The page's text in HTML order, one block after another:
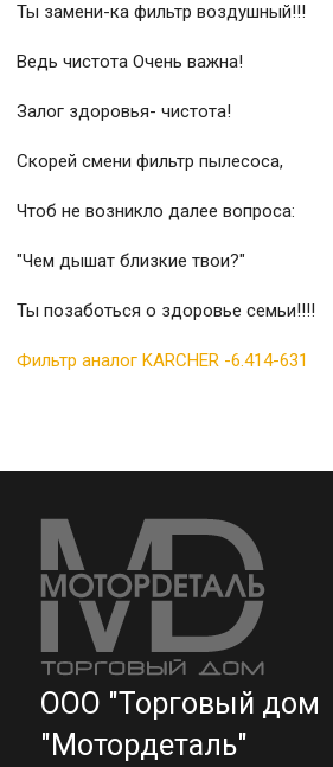
Ты замени-ка фильтр воздушный!!!
Ведь чистота Очень важна!
Залог здоровья- чистота!
Скорей смени фильтр пылесоса,
Чтоб не возникло далее вопроса:
"Чем дышат близкие твои?"
Ты позаботься о здоровье семьи!!!!
Фильтр аналог KARCHER -6.414-631
ООО "Торговый дом
"Мотордеталь"